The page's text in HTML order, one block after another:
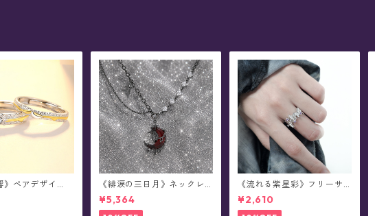
》ペアデザイ
リング
《緋涙の三日月》ネックレ
ス
¥5,364
《流れる紫星彩》フリーサ
イズ・リング
¥2,610